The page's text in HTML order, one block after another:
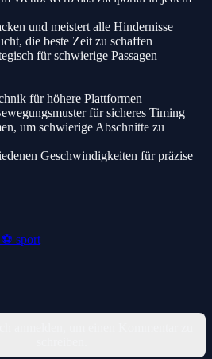
und meistert alle Hindernisse
die beste Zeit zu schaffen
für schwierige Passagen
für höhere Plattformen
für sicheres Timing
um schwierige Abschnitte zu
Geschwindigkeiten für präzise
⚽ sport